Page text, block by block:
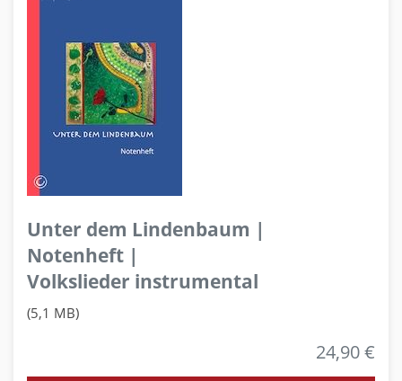
Unter dem Lindenbaum |
Notenheft |
Volkslieder instrumental
(5,1 MB)
24,90 €